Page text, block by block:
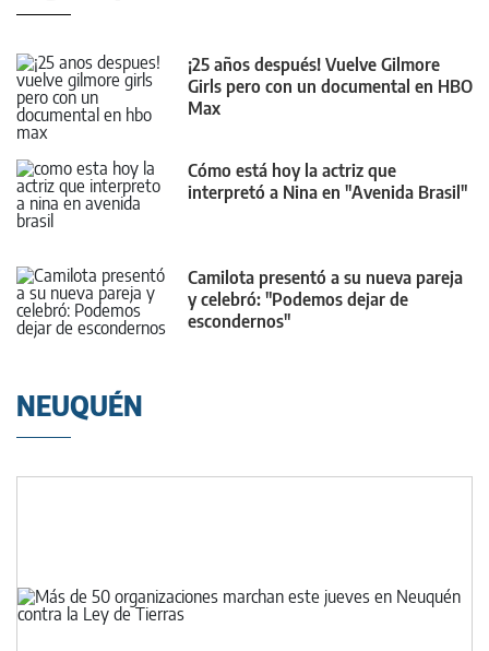
¡25 años después! Vuelve Gilmore
Girls pero con un documental en HBO
Max
Cómo está hoy la actriz que
interpretó a Nina en "Avenida Brasil"
Camilota presentó a su nueva pareja
y celebró: "Podemos dejar de
escondernos"
NEUQUÉN